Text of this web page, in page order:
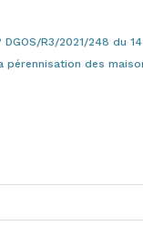
DGOS/R3/2021/248 du
pérennisation des